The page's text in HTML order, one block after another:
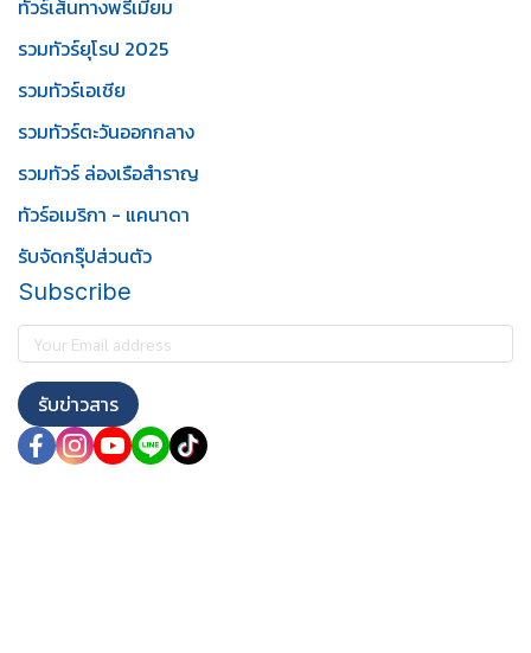
ทัวร์เส้นทางพรีเมี่ยม
รวมทัวร์ยุโรป 2025
รวมทัวร์เอเชีย
รวมทัวร์ตะวันออกกลาง
รวมทัวร์ ล่องเรือสำราญ
ทัวร์อเมริกา - แคนาดา
รับจัดกรุ๊ปส่วนตัว
Subscribe
รับข่าวสาร